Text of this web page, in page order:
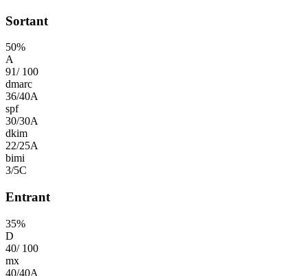
Sortant
50%
A
91/ 100
dmarc
36/40A
spf
30/30A
dkim
22/25A
bimi
3/5C
Entrant
35%
D
40/ 100
mx
40/40A